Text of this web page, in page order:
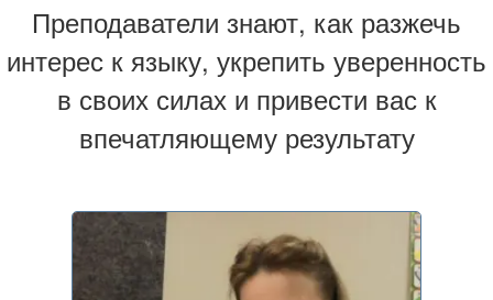
Преподаватели знают, как разжечь
интерес к языку, укрепить уверенность
в своих силах и привести вас к
впечатляющему результату